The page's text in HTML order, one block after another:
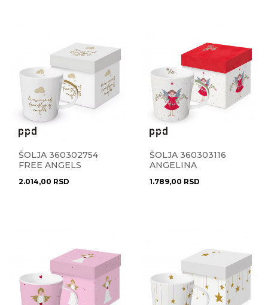
ŠOLJA 360302754
FREE ANGELS
2.014,00 RSD
ŠOLJA 360303116
ANGELINA
1.789,00 RSD